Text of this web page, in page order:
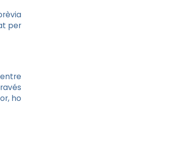
per
ho